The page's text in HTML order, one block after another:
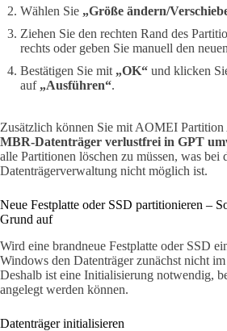
Wählen Sie „Größe ändern/
Ziehen Sie den rechten Rand des
rechts oder geben Sie manuell den
Bestätigen Sie mit „OK“ und klicken
auf „Ausführen“.
Zusätzlich können Sie mit AOMEI Partition
MBR-Datenträger verlustfrei in GPT
alle Partitionen löschen zu müssen, was bei
Datenträgerverwaltung nicht möglich ist.
Neue Festplatte oder SSD partitionieren –
Grund auf
Wird eine brandneue Festplatte oder SSD
Windows den Datenträger zunächst nicht
Deshalb ist eine Initialisierung notwendig,
angelegt werden können.
Datenträger initialisieren